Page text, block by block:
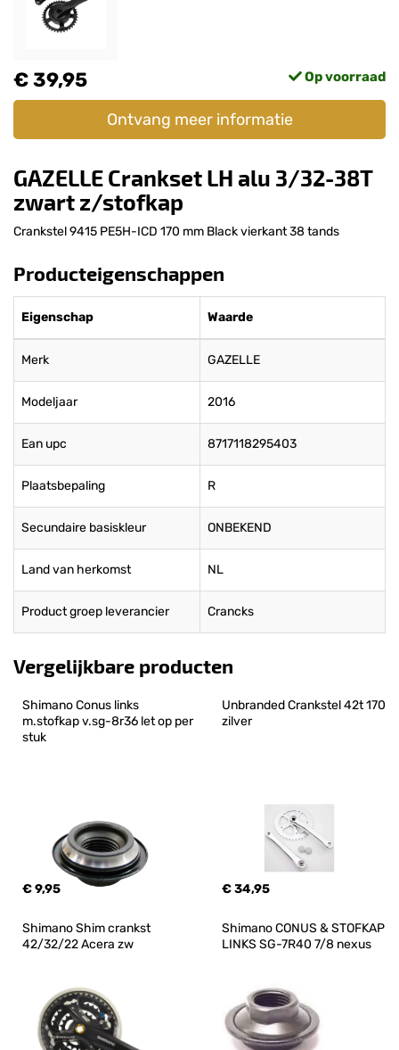
€ 39,95 Op voorraad
Ontvang meer informatie
GAZELLE Crankset LH alu 3/32-38T
zwart z/stofkap
Crankstel 9415 PE5H-ICD 170 mm Black vierkant 38 tands
Producteigenschappen
Eigenschap Waarde
Merk GAZELLE
Modeljaar 2016
Ean upc 8717118295403
Plaatsbepaling R
Secundaire basiskleur ONBEKEND
Land van herkomst NL
Product groep leverancier Crancks
Vergelijkbare producten
Shimano Conus links
m.stofkap v.sg-8r36 let op per
stuk
€ 9,95
Unbranded Crankstel 42t 170
zilver
€ 34,95
Shimano Shim crankst
42/32/22 Acera zw
Shimano CONUS & STOFKAP
LINKS SG-7R40 7/8 nexus